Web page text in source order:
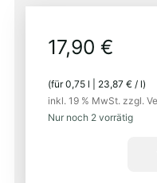
17,90 €
(für0,75 l 23,87 € / l)
inkl. 19 % MwSt. zzgl.
Nur noch 2 vorrätig